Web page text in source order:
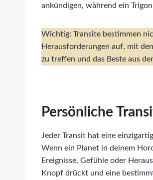
ankündigen, während ein
Wichtig: Transite bestimmen
Herausforderungen auf, mit
zu treffen und das Beste aus
Persönliche
Jeder Transit hat eine
Wenn ein Planet in deinem
Ereignisse, Gefühle oder
Knopf drückt und eine